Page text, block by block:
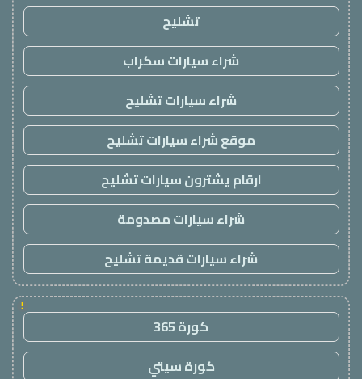
تشليح
شراء سيارات سكراب
شراء سيارات تشليح
موقع شراء سيارات تشليح
ارقام يشترون سيارات تشليح
شراء سيارات مصدومة
شراء سيارات قديمة تشليح
!
كورة 365
كورة سيتي